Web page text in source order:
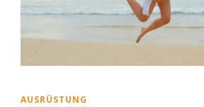
AUSRÜSTUNG